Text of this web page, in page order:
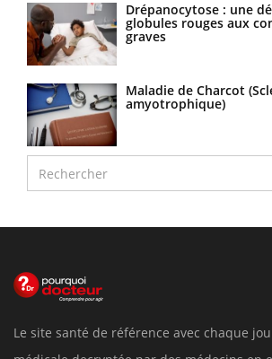
Drépanocytose : une
globules rouges aux
graves
Maladie de Charcot
amyotrophique)
Le site santé de référence avec chaque